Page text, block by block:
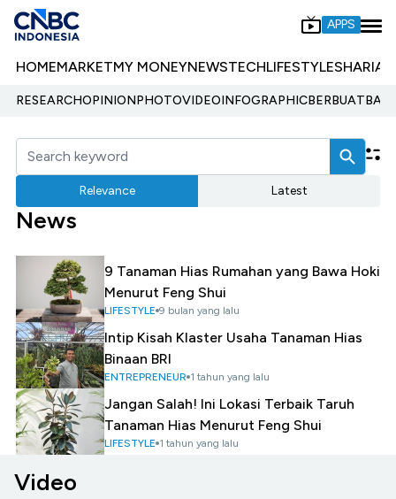
APPS
HOMEMARKETMY MONEYNEWSTECHLIFESTYLESHARIA
RESEARCHOPINIONPHOTOVIDEOINFOGRAPHIC
Relevance Latest
News
9 Tanaman Hias Rumahan yang Bawa Hoki
Menurut Feng Shui
LIFESTYLE 9 bulan yang lalu
Intip Kisah Klaster Usaha Tanaman Hias
Binaan BRI
ENTREPRENEUR 1 tahun yang lalu
Jangan Salah! Ini Lokasi Terbaik Taruh
Tanaman Hias Menurut Feng Shui
LIFESTYLE 1 tahun yang lalu
Video